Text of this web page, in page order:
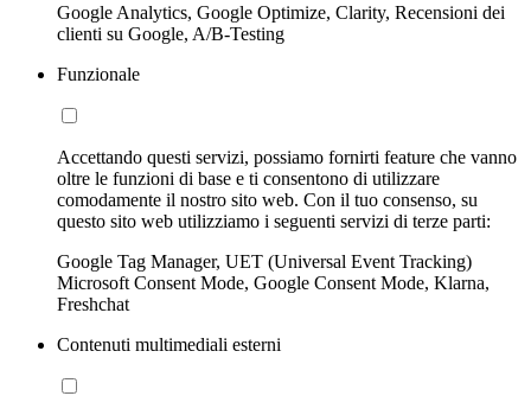
Google Analytics, Google Optimize, Clarity, Recensioni dei
clienti su Google, A/B-Testing
Funzionale
Accettando questi servizi, possiamo fornirti feature che vanno
oltre le funzioni di base e ti consentono di utilizzare
comodamente il nostro sito web. Con il tuo consenso, su
questo sito web utilizziamo i seguenti servizi di terze parti:
Google Tag Manager, UET (Universal Event Tracking)
Microsoft Consent Mode, Google Consent Mode, Klarna,
Freshchat
Contenuti multimediali esterni